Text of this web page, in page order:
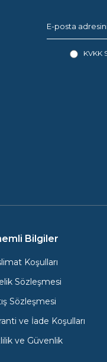
KVKK
Bilgiler
Koşulları
Sözleşmesi
Sözleşmesi
ve İade Koşulları
ve Güvenlik